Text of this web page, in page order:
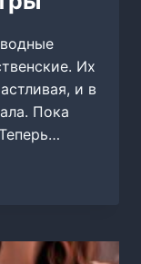
Их
и в
Пока